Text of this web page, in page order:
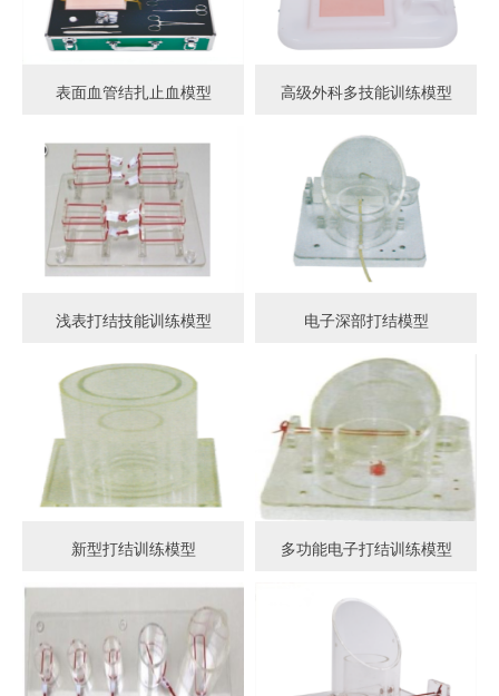
表面血管结扎止血模型 高级外科多技能训练模型
浅表打结技能训练模型 电子深部打结模型
新型打结训练模型 多功能电子打结训练模型